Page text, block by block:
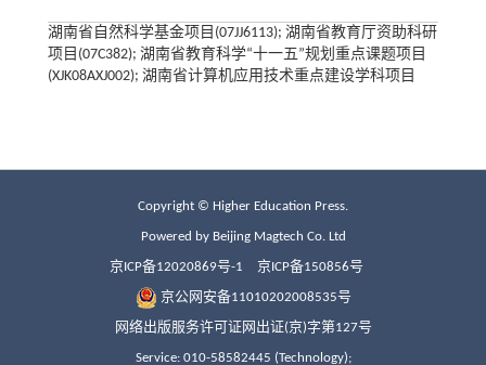
湖南省自然科学基金项目(07JJ6113); 湖南省教育厅资助科研
项目(07C382); 湖南省教育科学“十一五”规划重点课题项目
(XJK08AXJ002); 湖南省计算机应用技术重点建设学科项目
Copyright © Higher Education Press.
Powered by Beijing Magtech Co. Ltd
京ICP备12020869号-1 京ICP备150856号
京公网安备11010202008535号
网络出版服务许可证网出证(京)字第127号
Service: 010-58582445 (Technology);